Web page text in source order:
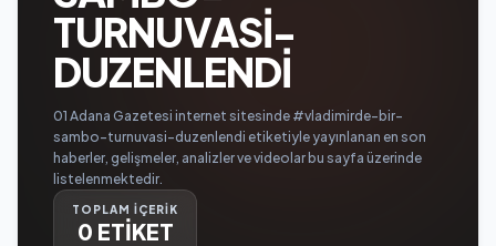
TURNUVASI-
DUZENLENDI
01 Adana Gazetesi internet sitesinde #vladimirde-bir-
sambo-turnuvasi-duzenlendi etiketiyle yayınlanan en son
haberler, gelişmeler, analizler ve videolar bu sayfa üzerinde
listelenmektedir.
TOPLAM İÇERİK
0 ETİKET